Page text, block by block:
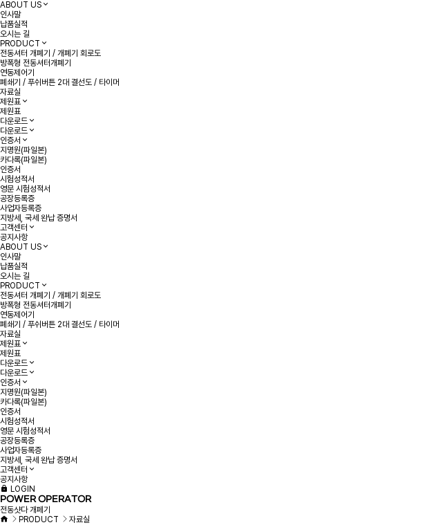
ABOUT US
인사말
납품실적
오시는 길
PRODUCT
전동셔터 개폐기 / 개폐기 회로도
방폭형 전동셔터개폐기
연동제어기
폐쇄기 / 푸쉬버튼 2대 결선도 / 타이머
자료실
제원표
제원표
다운로드
다운로드
인증서
지명원(파일본)
카다록(파일본)
인증서
시험성적서
영문 시험성적서
공장등록증
사업자등록증
지방세, 국세 완납 증명서
고객센터
공지사항
ABOUT US
인사말
납품실적
오시는 길
PRODUCT
전동셔터 개폐기 / 개폐기 회로도
방폭형 전동셔터개폐기
연동제어기
폐쇄기 / 푸쉬버튼 2대 결선도 / 타이머
자료실
제원표
제원표
다운로드
다운로드
인증서
지명원(파일본)
카다록(파일본)
인증서
시험성적서
영문 시험성적서
공장등록증
사업자등록증
지방세, 국세 완납 증명서
고객센터
공지사항
LOGIN
POWER OPERATOR
전동샷다 개페기
PRODUCT
자료실